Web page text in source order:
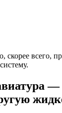
скорее всего,